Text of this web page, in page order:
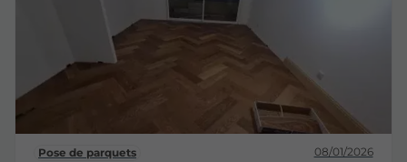
Pose de parquets 08/01/2026